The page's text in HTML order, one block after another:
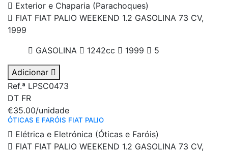
Exterior e Chaparia (Parachoques)
FIAT FIAT PALIO WEEKEND 1.2 GASOLINA 73 CV,
1999
GASOLINA
1242cc 1999 5
Adicionar
Ref.ª LPSC0473
DT FR
€35.00/unidade
ÓTICAS E FARÓIS FIAT PALIO
Elétrica e Eletrónica (Óticas e Faróis)
FIAT FIAT PALIO WEEKEND 1.2 GASOLINA 73 CV,